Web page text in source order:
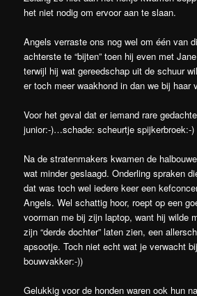
het niet nodig om ervoor aan te slaan.
Angels verraste ons nog wel om één van
achterste te “bijten” toen hij even met
terwijl hij wat gereedschap uit de schuur
er toch meer waakhond in dan we bij haar
Voor het geval dat er iemand rare
junior:-)…schade: scheurtje spijkerbroek:-)
Na de stratenmakers kwamen de
wat minder geslaagd. Onderling spraken
dat was toch wel iedere keer een
Angels. Wel schattig hoor, roept op een
voorman me bij zijn laptop, want hij wilde
zijn “derde dochter” laten zien, een
apsootje. Toch niet echt wat je verwacht
bouwvakker:-))
Gelukkig voor de honden waren ook hun